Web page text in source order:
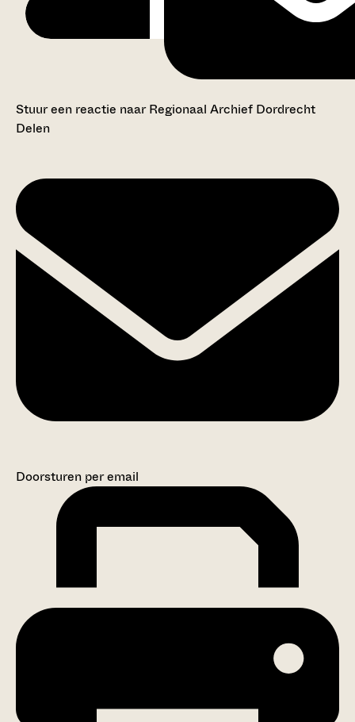
Stuur een reactie naar Regionaal Archief Dordrecht
Delen
Doorsturen per email